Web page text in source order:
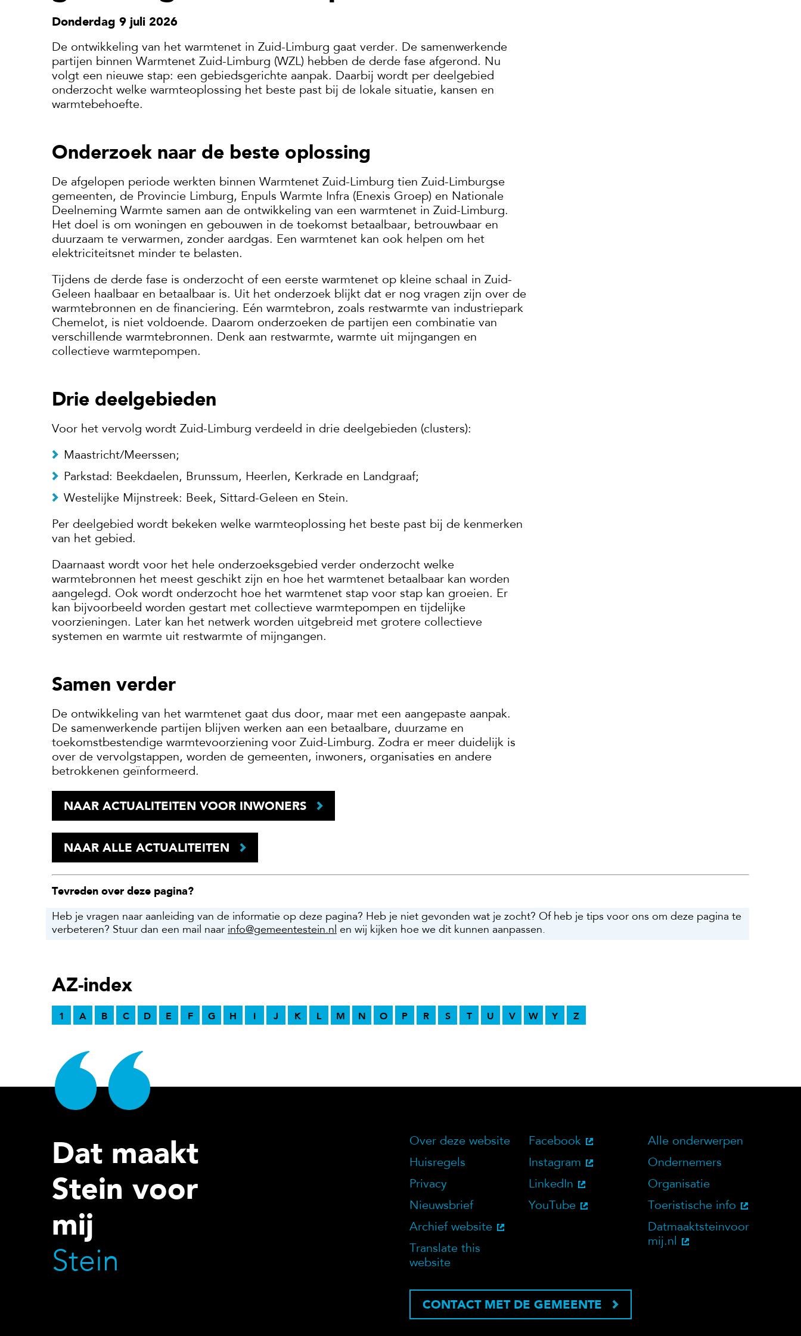
Donderdag 9 juli 2026
De ontwikkeling van het warmtenet in Zuid-Limburg gaat verder. De samenwerkende
partijen binnen Warmtenet Zuid-Limburg (WZL) hebben de derde fase afgerond. Nu
volgt een nieuwe stap: een gebiedsgerichte aanpak. Daarbij wordt per deelgebied
onderzocht welke warmteoplossing het beste past bij de lokale situatie, kansen en
warmtebehoefte.
Onderzoek naar de beste oplossing
De afgelopen periode werkten binnen Warmtenet Zuid-Limburg tien Zuid-Limburgse
gemeenten, de Provincie Limburg, Enpuls Warmte Infra (Enexis Groep) en Nationale
Deelneming Warmte samen aan de ontwikkeling van een warmtenet in Zuid-Limburg.
Het doel is om woningen en gebouwen in de toekomst betaalbaar, betrouwbaar en
duurzaam te verwarmen, zonder aardgas. Een warmtenet kan ook helpen om het
elektriciteitsnet minder te belasten.
Tijdens de derde fase is onderzocht of een eerste warmtenet op kleine schaal in Zuid-
Geleen haalbaar en betaalbaar is. Uit het onderzoek blijkt dat er nog vragen zijn over de
warmtebronnen en de financiering. Eén warmtebron, zoals restwarmte van industriepark
Chemelot, is niet voldoende. Daarom onderzoeken de partijen een combinatie van
verschillende warmtebronnen. Denk aan restwarmte, warmte uit mijngangen en
collectieve warmtepompen.
Drie deelgebieden
Voor het vervolg wordt Zuid-Limburg verdeeld in drie deelgebieden (clusters):
Maastricht/Meerssen;
Parkstad: Beekdaelen, Brunssum, Heerlen, Kerkrade en Landgraaf;
Westelijke Mijnstreek: Beek, Sittard-Geleen en Stein.
Per deelgebied wordt bekeken welke warmteoplossing het beste past bij de kenmerken
van het gebied.
Daarnaast wordt voor het hele onderzoeksgebied verder onderzocht welke
warmtebronnen het meest geschikt zijn en hoe het warmtenet betaalbaar kan worden
aangelegd. Ook wordt onderzocht hoe het warmtenet stap voor stap kan groeien. Er
kan bijvoorbeeld worden gestart met collectieve warmtepompen en tijdelijke
voorzieningen. Later kan het netwerk worden uitgebreid met grotere collectieve
systemen en warmte uit restwarmte of mijngangen.
Samen verder
De ontwikkeling van het warmtenet gaat dus door, maar met een aangepaste aanpak.
De samenwerkende partijen blijven werken aan een betaalbare, duurzame en
toekomstbestendige warmtevoorziening voor Zuid-Limburg. Zodra er meer duidelijk is
over de vervolgstappen, worden de gemeenten, inwoners, organisaties en andere
betrokkenen geïnformeerd.
NAAR ACTUALITEITEN VOOR INWONERS
NAAR ALLE ACTUALITEITEN
Tevreden over deze pagina?
Heb je vragen naar aanleiding van de informatie op deze pagina? Heb je niet gevonden wat je zocht? Of heb je tips voor ons om deze pagina te
verbeteren? Stuur dan een mail naar info@gemeentestein.nl en wij kijken hoe we dit kunnen aanpassen.
AZ-index
1 A B C D E F G H I J K L M N O P R S T U V W Y Z
Dat maakt
Stein voor
mij
Stein
Over deze website
Over deze website
Huisregels
Privacy
Nieuwsbrief
Archief website
Translate this
website
Social Media
Facebook
Instagram
LinkedIn
YouTube
Doelgroepen
Alle onderwerpen
Ondernemers
Organisatie
Toeristische info
Datmaaktsteinvoor
mij.nl
CONTACT MET DE GEMEENTE